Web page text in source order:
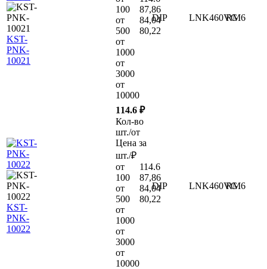
KST-
PNK-
10021
100
от
500
от
1000
от
3000
от
10000
87,86
84,04
80,22
DIP LNK460VG
RM6
KST-
PNK-
10022
114.6 ₽
Кол-во
шт./от
Цена за
шт./₽
от
100
от
500
от
1000
от
3000
от
10000
114.6
87,86
84,04
80,22
DIP LNK460VG
RM6